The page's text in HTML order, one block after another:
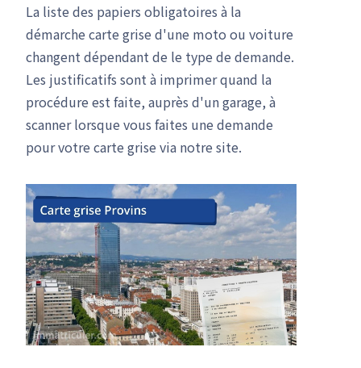
La liste des papiers obligatoires à la
démarche carte grise d'une moto ou voiture
changent dépendant de le type de demande.
Les justificatifs sont à imprimer quand la
procédure est faite, auprès d'un garage, à
scanner lorsque vous faites une demande
pour votre carte grise via notre site.